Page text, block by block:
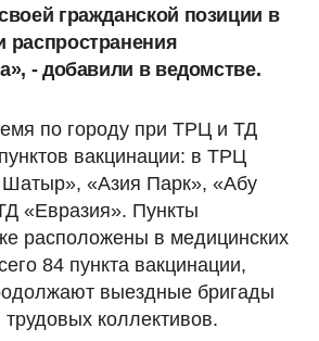
гражданской позиции в
распространения
- добавили в ведомстве.
по городу при ТРЦ и ТД
вакцинации: в ТРЦ
«Азия Парк», «Абу
«Евразия». Пункты
расположены в медицинских
84 пункта вакцинации,
выездные бригады
коллективов.